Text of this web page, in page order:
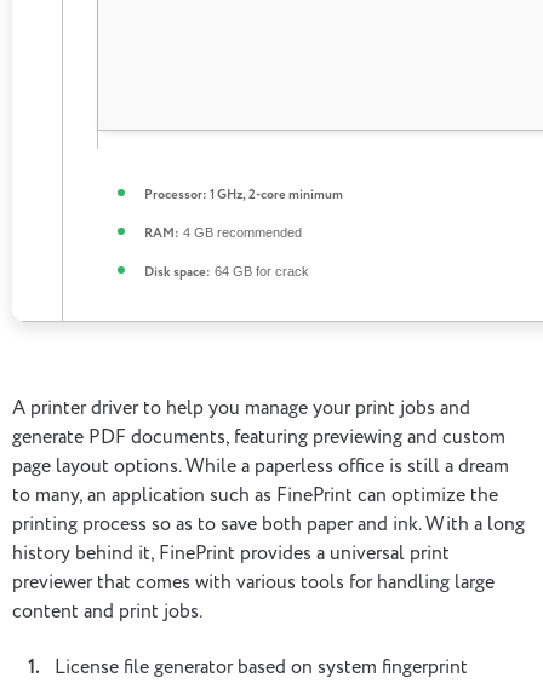
Processor: 1 GHz, 2-core minimum
RAM: 4 GB recommended
Disk space: 64 GB for crack
A printer driver to help you manage your print jobs and
generate PDF documents, featuring previewing and custom
page layout options. While a paperless office is still a dream
to many, an application such as FinePrint can optimize the
printing process so as to save both paper and ink. With a long
history behind it, FinePrint provides a universal print
previewer that comes with various tools for handling large
content and print jobs.
License file generator based on system fingerprint